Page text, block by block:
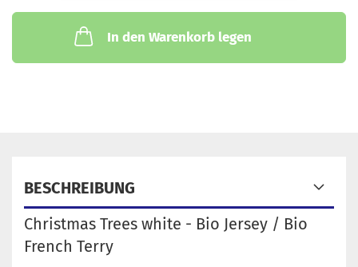
In den Warenkorb legen
BESCHREIBUNG
Christmas Trees white - Bio Jersey / Bio
French Terry